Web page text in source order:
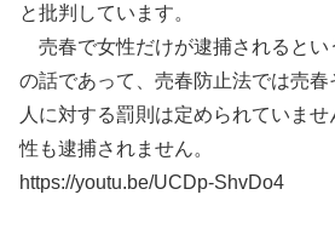
と批判しています。
売春で女性だけが逮捕されるとい
の話であって、売春防止法では売
人に対する罰則は定められていま
性も逮捕されません。
https://youtu.be/UCDp-ShvDo4